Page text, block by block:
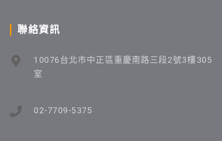
聯絡資訊
10076台北市中正區重慶南路三段2號3樓305
室
02-7709-5375